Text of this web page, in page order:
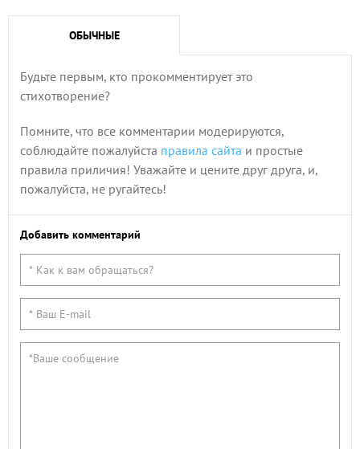
ОБЫЧНЫЕ
Будьте первым, кто прокомментирует это
стихотворение?
Помните, что все комментарии модерируются,
соблюдайте пожалуйста правила сайта и простые
правила приличия! Уважайте и цените друг друга, и,
пожалуйста, не ругайтесь!
Добавить комментарий